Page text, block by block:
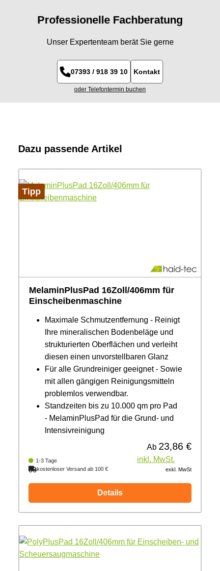
Professionelle Fachberatung
Unser Expertenteam berät Sie gerne
07393 / 918 39 10 Kontakt
oder Telefontermin buchen
Produktgalerie überspringen
Dazu passende Artikel
Tipp
MelaminPlusPad 16Zoll/406mm für
Einscheibenmaschine
Maximale Schmutzentfernung - Reinigt
Ihre mineralischen Bodenbeläge und
strukturierten Oberflächen und verleiht
diesen einen unvorstellbaren Glanz
Für alle Grundreiniger geeignet - Sowie
mit allen gängigen Reinigungsmitteln
problemlos verwendbar.
Standzeiten bis zu 10.000 qm pro Pad
- MelaminPlusPad für die Grund- und
Intensivreinigung
1-3 Tage
kostenloser Versand ab 100 €
Regulärer Preis:
Ab 23,86 €
inkl. MwSt.
exkl. MwSt
Details